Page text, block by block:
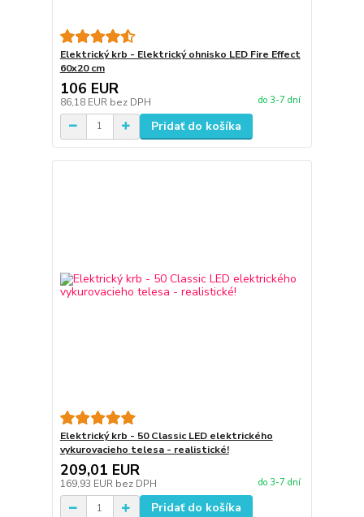
Elektrický krb - Elektrický ohnisko LED Fire Effect
60x20 cm
106 EUR
86,18 EUR bez DPH do 3-7 dní
Pridať do košíka
Elektrický krb - 50 Classic LED elektrického
vykurovacieho telesa - realistické!
209,01 EUR
169,93 EUR bez DPH do 3-7 dní
Pridať do košíka